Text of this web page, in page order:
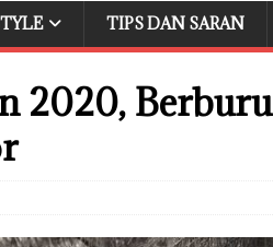
TIPS DAN SARAN
2020, Berburu